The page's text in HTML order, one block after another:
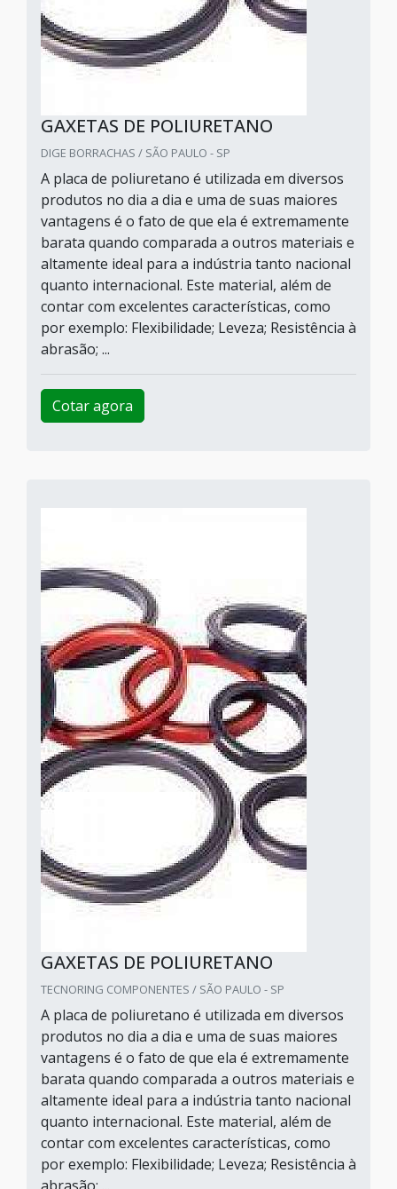
GAXETAS DE POLIURETANO
DIGE BORRACHAS / SÃO PAULO - SP
A placa de poliuretano é utilizada em diversos
produtos no dia a dia e uma de suas maiores
vantagens é o fato de que ela é extremamente
barata quando comparada a outros materiais e
altamente ideal para a indústria tanto nacional
quanto internacional. Este material, além de
contar com excelentes características, como
por exemplo: Flexibilidade; Leveza; Resistência à
abrasão; ...
Cotar agora
GAXETAS DE POLIURETANO
TECNORING COMPONENTES / SÃO PAULO - SP
A placa de poliuretano é utilizada em diversos
produtos no dia a dia e uma de suas maiores
vantagens é o fato de que ela é extremamente
barata quando comparada a outros materiais e
altamente ideal para a indústria tanto nacional
quanto internacional. Este material, além de
contar com excelentes características, como
por exemplo: Flexibilidade; Leveza; Resistência à